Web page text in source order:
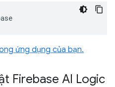
ứng dụng của bạn.
Firebase AI Logic